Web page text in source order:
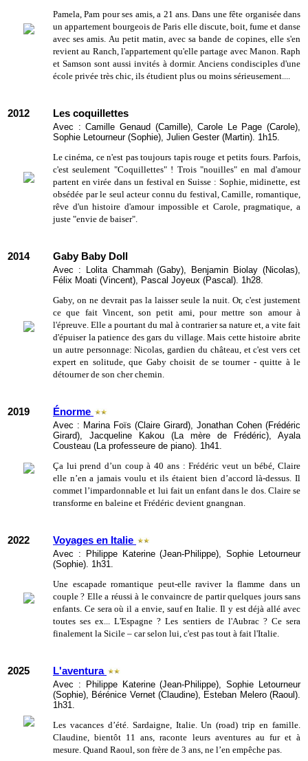
Pamela, Pam pour ses amis, a 21 ans. Dans une fête organisée dans
un appartement bourgeois de Paris elle discute, boit, fume et danse
avec ses amis. Au petit matin, avec sa bande de copines, elle s'en
revient au Ranch, l'appartement qu'elle partage avec Manon. Raph
et Samson sont aussi invités à dormir. Anciens condisciples d'une
école privée très chic, ils étudient plus ou moins sérieusement....
2012 Les coquillettes
Avec : Camille Genaud (Camille), Carole Le Page (Carole),
Sophie Letourneur (Sophie), Julien Gester (Martin). 1h15.
Le cinéma, ce n'est pas toujours tapis rouge et petits fours. Parfois,
c'est seulement "Coquillettes" ! Trois "nouilles" en mal d'amour
partent en virée dans un festival en Suisse : Sophie, midinette, est
obsédée par le seul acteur connu du festival, Camille, romantique,
rêve d'un histoire d'amour impossible et Carole, pragmatique, a
juste "envie de baiser".
2014 Gaby Baby Doll
Avec : Lolita Chammah (Gaby), Benjamin Biolay (Nicolas),
Félix Moati (Vincent), Pascal Joyeux (Pascal). 1h28.
Gaby, on ne devrait pas la laisser seule la nuit. Or, c'est justement
ce que fait Vincent, son petit ami, pour mettre son amour à
l'épreuve. Elle a pourtant du mal à contrarier sa nature et, a vite fait
d'épuiser la patience des gars du village. Mais cette histoire abrite
un autre personnage: Nicolas, gardien du château, et c'est vers cet
expert en solitude, que Gaby choisit de se tourner - quitte à le
détourner de son cher chemin.
2019 Énorme
Avec : Marina Foïs (Claire Girard), Jonathan Cohen (Frédéric
Girard), Jacqueline Kakou (La mère de Frédéric), Ayala
Cousteau (La professeure de piano). 1h41.
Ça lui prend d’un coup à 40 ans : Frédéric veut un bébé, Claire
elle n’en a jamais voulu et ils étaient bien d’accord là-dessus. Il
commet l’impardonnable et lui fait un enfant dans le dos. Claire se
transforme en baleine et Frédéric devient gnangnan.
2022 Voyages en Italie
Avec : Philippe Katerine (Jean-Philippe), Sophie Letourneur
(Sophie). 1h31.
Une escapade romantique peut-elle raviver la flamme dans un
couple ? Elle a réussi à le convaincre de partir quelques jours sans
enfants. Ce sera où il a envie, sauf en Italie. Il y est déjà allé avec
toutes ses ex... L'Espagne ? Les sentiers de l'Aubrac ? Ce sera
finalement la Sicile – car selon lui, c'est pas tout à fait l'Italie.
2025 L'aventura
Avec : Philippe Katerine (Jean-Philippe), Sophie Letourneur
(Sophie), Bérénice Vernet (Claudine), Esteban Melero (Raoul).
1h31.
Les vacances d’été. Sardaigne, Italie. Un (road) trip en famille.
Claudine, bientôt 11 ans, raconte leurs aventures au fur et à
mesure. Quand Raoul, son frère de 3 ans, ne l’en empêche pas.